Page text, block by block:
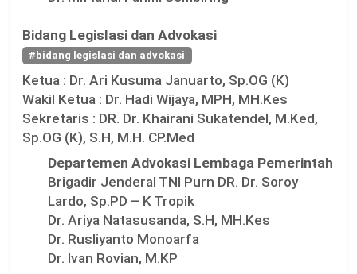
Bidang Legislasi dan Advokasi
#bidang legislasi dan advokasi
Ketua : Dr. Ari Kusuma Januarto, Sp.OG (K)
Wakil Ketua : Dr. Hadi Wijaya, MPH, MH.Kes
Sekretaris : DR. Dr. Khairani Sukatendel, M.Ked,
Sp.OG (K), S.H, M.H. CP.Med
Departemen Advokasi Lembaga Pemerintah
Brigadir Jenderal TNI Purn DR. Dr. Soroy
Lardo, Sp.PD – K Tropik
Dr. Ariya Natasusanda, S.H, MH.Kes
Dr. Rusliyanto Monoarfa
Dr. Ivan Rovian, M.KP